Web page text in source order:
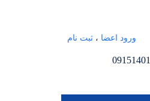
ثبت نام ، ورود اعضا